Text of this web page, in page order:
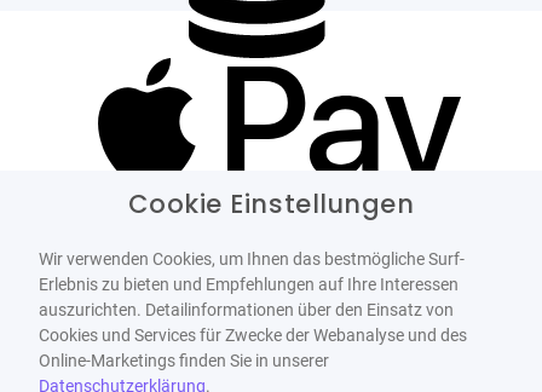
Cookie Einstellungen
Wir verwenden Cookies, um Ihnen das bestmögliche Surf-
Erlebnis zu bieten und Empfehlungen auf Ihre Interessen
auszurichten. Detailinformationen über den Einsatz von
Cookies und Services für Zwecke der Webanalyse und des
Online-Marketings finden Sie in unserer
Datenschutzerklärung.